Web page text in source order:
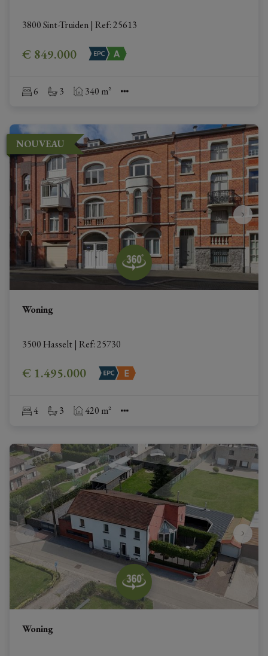
3800 Sint-Truiden | Ref: 25613
€ 849.000
6 3 340 m²
NOUVEAU
Woning
3500 Hasselt | Ref: 25730
€ 1.495.000
4 3 420 m²
Woning